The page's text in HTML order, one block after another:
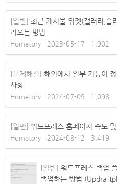
[일반] 최근 게시물 위젯(갤러리,슬
러오는 방법
Hometory 2023-05-17 1,902
[문제해결] 해외에서 일부 기능이
사항
Hometory 2024-07-09 1,098
[일반] 워드프레스 홈페이지 속도
Hometory 2024-08-12 3,419
[일반] 워드프레스 백업
백업하는 방법